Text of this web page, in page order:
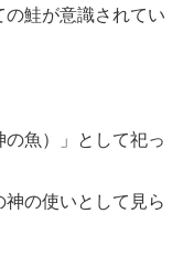
鮭が意識されてい
魚）」として祀っ
の使いとして見ら